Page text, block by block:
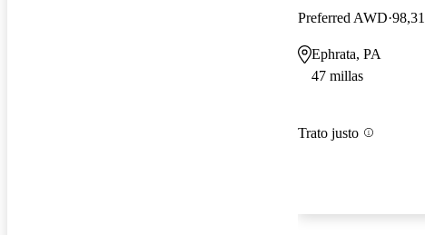
Preferred AWD
Ephrata, PA
47 millas
Trato justo